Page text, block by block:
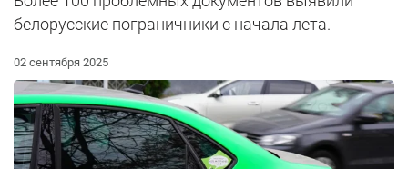
белорусские пограничники с начала лета.
02 сентября 2025